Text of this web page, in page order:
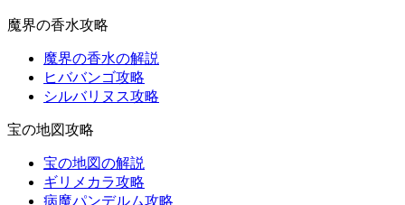
魔界の香水攻略
魔界の香水の解説
ヒババンゴ攻略
シルバリヌス攻略
宝の地図攻略
宝の地図の解説
ギリメカラ攻略
病魔パンデルム攻略